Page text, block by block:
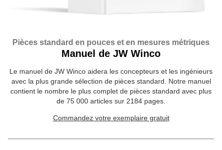
Pièces standard en pouces et en mesures métriques
Manuel de JW Winco
Le manuel de JW Winco aidera les concepteurs et les ingénieurs
avec la plus grande sélection de pièces standard. Notre manuel
contient le nombre le plus complet de pièces standard avec plus
de 75 000 articles sur 2184 pages.
Commandez votre exemplaire gratuit